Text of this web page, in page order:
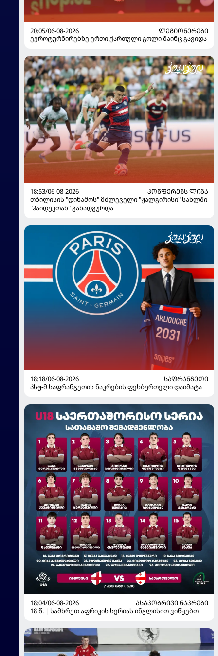
20:05/06-08-2026
ᲚᲔᲒᲘᲝᲜᲔᲠᲔᲑᲘ
ევროტურნირებზე ერთი ქართული გოლი მაინც გავიდა
18:53/06-08-2026
ᲙᲝᲜᲤᲔᲠᲔᲜᲡ ᲚᲘᲒᲐ
თბილისის "დინამოს" მძლეველი "ჟალგირისი" სახლში
"ჰაიდუკთან" განადგურდა
18:18/06-08-2026
ᲡᲐᲤᲠᲐᲜᲒᲔᲗᲘ
პსჟ-მ საფრანგეთის ნაკრების ფეხბურთელი დაიმატა
18:04/06-08-2026
ᲐᲡᲐᲙᲝᲑᲠᲘᲕᲘ ᲜᲐᲙᲠᲔᲑᲘ
18 წ. | სამხრეთ აფრიკის სერიას ინგლისით ვიწყებთ